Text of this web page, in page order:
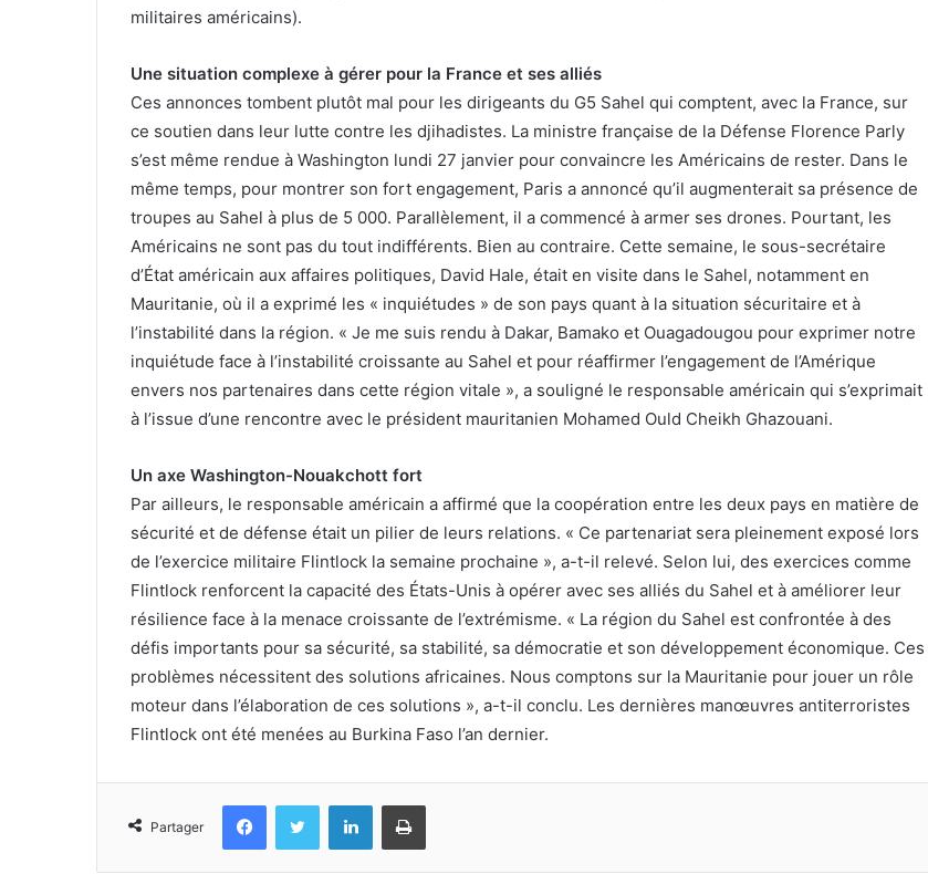
militaires américains).
Une situation complexe à gérer pour la France et ses alliés
Ces annonces tombent plutôt mal pour les dirigeants du G5 Sahel qui comptent, avec la France, sur
ce soutien dans leur lutte contre les djihadistes. La ministre française de la Défense Florence Parly
s’est même rendue à Washington lundi 27 janvier pour convaincre les Américains de rester. Dans le
même temps, pour montrer son fort engagement, Paris a annoncé qu’il augmenterait sa présence de
troupes au Sahel à plus de 5 000. Parallèlement, il a commencé à armer ses drones. Pourtant, les
Américains ne sont pas du tout indifférents. Bien au contraire. Cette semaine, le sous-secrétaire
d’État américain aux affaires politiques, David Hale, était en visite dans le Sahel, notamment en
Mauritanie, où il a exprimé les « inquiétudes » de son pays quant à la situation sécuritaire et à
l’instabilité dans la région. « Je me suis rendu à Dakar, Bamako et Ouagadougou pour exprimer notre
inquiétude face à l’instabilité croissante au Sahel et pour réaffirmer l’engagement de l’Amérique
envers nos partenaires dans cette région vitale », a souligné le responsable américain qui s’exprimait
à l’issue d’une rencontre avec le président mauritanien Mohamed Ould Cheikh Ghazouani.
Un axe Washington-Nouakchott fort
Par ailleurs, le responsable américain a affirmé que la coopération entre les deux pays en matière de
sécurité et de défense était un pilier de leurs relations. « Ce partenariat sera pleinement exposé lors
de l’exercice militaire Flintlock la semaine prochaine », a-t-il relevé. Selon lui, des exercices comme
Flintlock renforcent la capacité des États-Unis à opérer avec ses alliés du Sahel et à améliorer leur
résilience face à la menace croissante de l’extrémisme. « La région du Sahel est confrontée à des
défis importants pour sa sécurité, sa stabilité, sa démocratie et son développement économique. Ces
problèmes nécessitent des solutions africaines. Nous comptons sur la Mauritanie pour jouer un rôle
moteur dans l’élaboration de ces solutions », a-t-il conclu. Les dernières manœuvres antiterroristes
Flintlock ont été menées au Burkina Faso l’an dernier.
Partager
FacebookTwitter LinkedinImprimer